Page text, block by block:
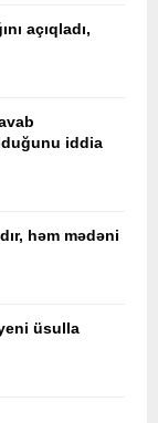
açıqladı,
iddia
həm mədəni
üsulla